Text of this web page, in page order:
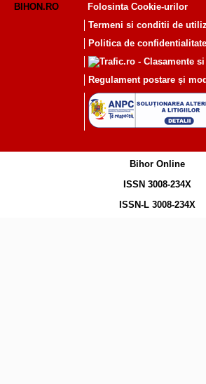
BIHON.RO
Folosinta Cookie-urilor
Termeni si conditii de
Politica de confidentialitate
Regulament postare și
Bihor Online
ISSN 3008-234X
ISSN-L 3008-234X